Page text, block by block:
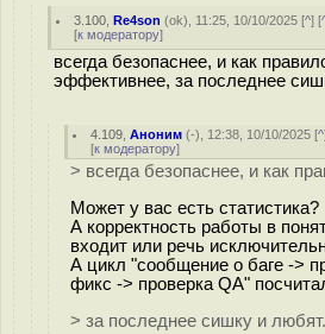
3.100 ,Re4son (ok), 11:25, 10/10/2025 [^] [
[к модератору]
всегда безопаснее, и как
эффективнее, за последнее
4.109 ,Аноним (-), 12:38, 10/10/2025 [^
[к модератору]
> всегда безопаснее, и как
Может у вас есть статистика?
А корректность работы в
входит или речь
А цикл "сообщение о баге ->
фикс -> проверка QA"
> за последнее сишку и любят.